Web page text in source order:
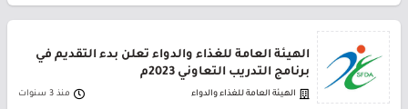
الهيئة العامة للغذاء والدواء تعلن بدء التقديم في
برنامج التدريب التعاوني 2023م
الهيئة العامة للغذاء والدواء منذ 3 سنوات